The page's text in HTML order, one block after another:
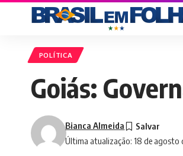
POLÍTICA
Goiás:
Última atualização: 18 de agosto
Bianca Almeida